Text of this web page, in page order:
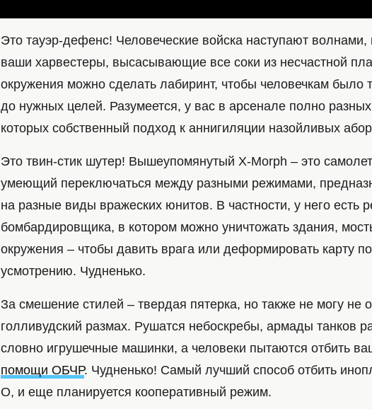
Это тауэр-дефенс! Человеческие войска наступают волнами,
ваши харвестеры, высасывающие все соки из несчастной
окружения можно сделать лабиринт, чтобы человечкам было
до нужных целей. Разумеется, у вас в арсенале полно
которых собственный подход к аннигиляции назойливых
Это твин-стик шутер! Вышеупомянутый X-Morph – это
умеющий переключаться между разными режимами,
на разные виды вражеских юнитов. В частности, у него есть
бомбардировщика, в котором можно уничтожать здания,
окружения – чтобы давить врага или деформировать карту
усмотрению. Чудненько.
За смешение стилей – твердая пятерка, но также не могу не
голливудский размах. Рушатся небоскребы, армады танков
словно игрушечные машинки, а человеки пытаются отбить
помощи ОБЧР. Чудненько! Самый лучший способ отбить
О, и еще планируется кооперативный режим.